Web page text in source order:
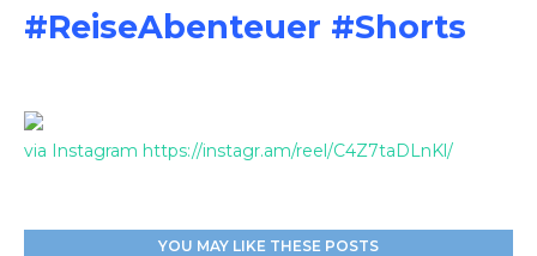
#ReiseAbenteuer #Shorts
via Instagram https://instagr.am/reel/C4Z7taDLnKl/
YOU MAY LIKE THESE POSTS